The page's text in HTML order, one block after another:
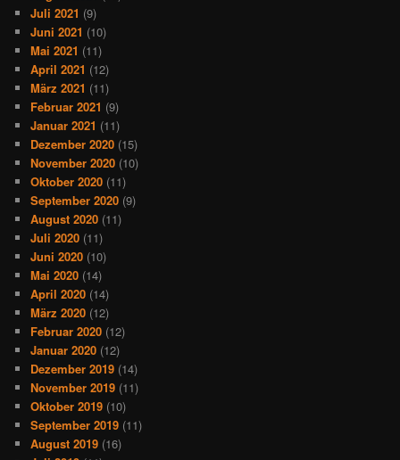
Juli 2021 (9)
Juni 2021 (10)
Mai 2021 (11)
April 2021 (12)
März 2021 (11)
Februar 2021 (9)
Januar 2021 (11)
Dezember 2020 (15)
November 2020 (10)
Oktober 2020 (11)
September 2020 (9)
August 2020 (11)
Juli 2020 (11)
Juni 2020 (10)
Mai 2020 (14)
April 2020 (14)
März 2020 (12)
Februar 2020 (12)
Januar 2020 (12)
Dezember 2019 (14)
November 2019 (11)
Oktober 2019 (10)
September 2019 (11)
August 2019 (16)